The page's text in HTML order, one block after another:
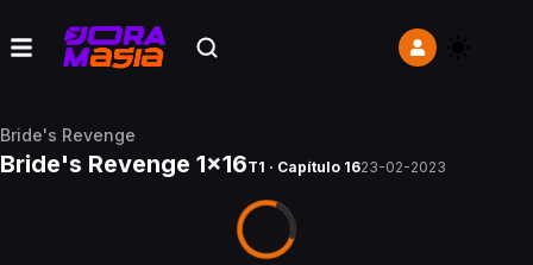
Bride's Revenge
Bride's Revenge 1x16T1 · Capítulo 1623-02-2023